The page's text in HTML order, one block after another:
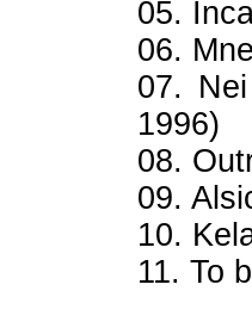
05.
06.
07.
1996)
08.
09.
10.
11. To